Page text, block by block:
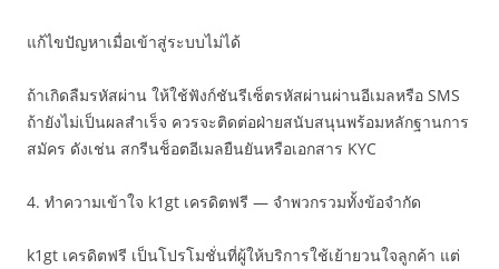
แก้ไขปัญหาเมื่อเข้าสู่ระบบไม่ได้
ถ้าเกิดลืมรหัสผ่าน ให้ใช้ฟังก์ชันรีเซ็ตรหัสผ่านผ่านอีเมลหรือ SMS
ถ้ายังไม่เป็นผลสำเร็จ ควรจะติดต่อฝ่ายสนับสนุนพร้อมหลักฐานการ
สมัคร ดังเช่น สกรีนช็อตอีเมลยืนยันหรือเอกสาร KYC
4. ทำความเข้าใจ k1gt เครดิตฟรี — จำพวกรวมทั้งข้อจำกัด
k1gt เครดิตฟรี เป็นโปรโมชั่นที่ผู้ให้บริการใช้เย้ายวนใจลูกค้า แต่